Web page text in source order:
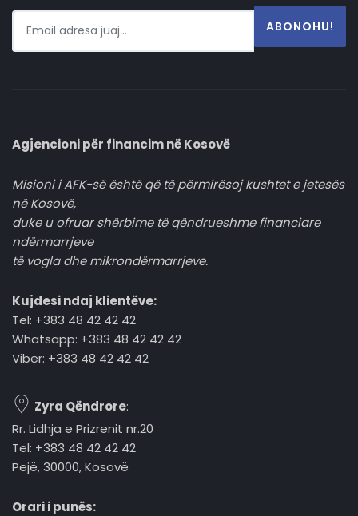
ABONOHU!
Agjencioni për financim në Kosovë
Misioni i AFK-së është që të përmirësoj kushtet e jetesës
në Kosovë,
duke u ofruar shërbime të qëndrueshme financiare
ndërmarrjeve
të vogla dhe mikrondërmarrjeve.
Kujdesi ndaj klientëve:
Tel: +383 48 42 42 42
Whatsapp: +383 48 42 42 42
Viber: +383 48 42 42 42
Zyra Qëndrore:
Rr. Lidhja e Prizrenit nr.20
Tel: +383 48 42 42 42
Pejë, 30000, Kosovë
Orari i punës: